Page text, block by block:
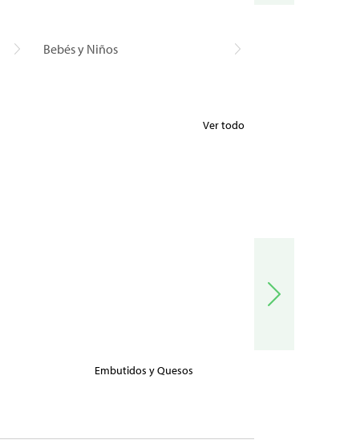
Bebés y Niños
Ver todo
Embutidos y Quesos